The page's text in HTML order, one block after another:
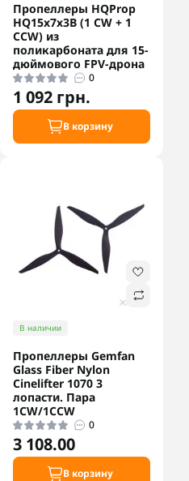
Пропеллеры HQProp
HQ15x7x3B (1 CW + 1
CCW) из
поликарбоната для 15-
дюймового FPV-дрона
0
1 092 грн.
В корзину
В наличии
Пропеллеры Gemfan
Glass Fiber Nylon
Cinelifter 1070 3
лопасти. Пара
1CW/1CCW
0
3 108.00
В корзину